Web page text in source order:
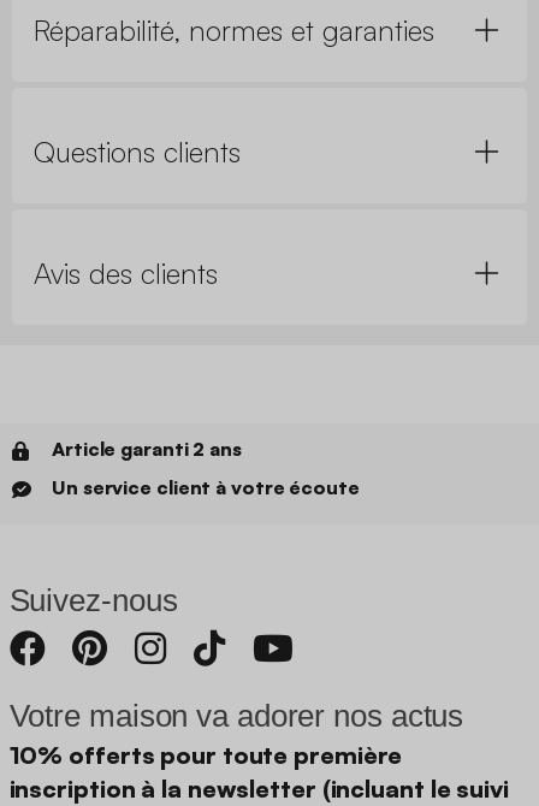
Réparabilité, normes et garanties
Questions clients
Avis des clients
Article garanti 2 ans
Un service client à votre écoute
Suivez-nous
Votre maison va adorer nos actus
10% offerts pour toute première
inscription à la newsletter (incluant le suivi